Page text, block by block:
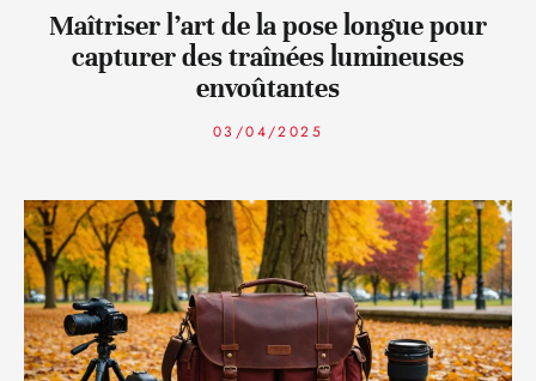
Maîtriser l’art de la pose longue pour
capturer des traînées lumineuses
envoûtantes
03/04/2025